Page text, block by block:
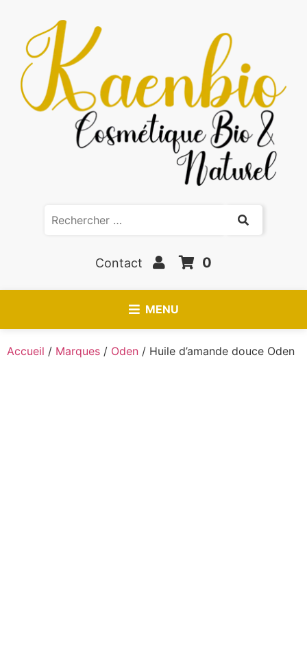
Contact 0
MENU
Accueil / Marques / Oden / Huile d’amande douce Oden